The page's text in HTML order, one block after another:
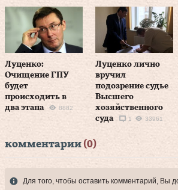
Луценко:
Очищение ГПУ
будет
происходить в
два этапа
8882
Луценко лично
вручил
подозрение судье
Высшего
хозяйственного
суда
1 33961
комментарии (0)
Для того, чтобы оставить комментарий, Вы